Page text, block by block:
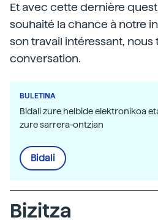
Et avec cette dernière
souhaité la chance à notre
son travail intéressant,
conversation.
BULETINA
Bidali zure helbide elektronikoa
zure sarrera-ontzian
Bidali
Bizitza